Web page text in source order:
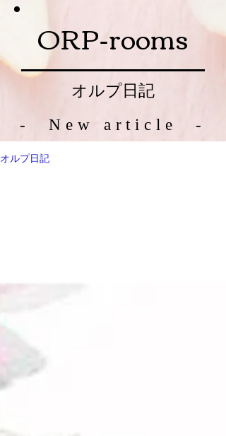
ORP-rooms
オルプ日記
- New article -
オルプ日記